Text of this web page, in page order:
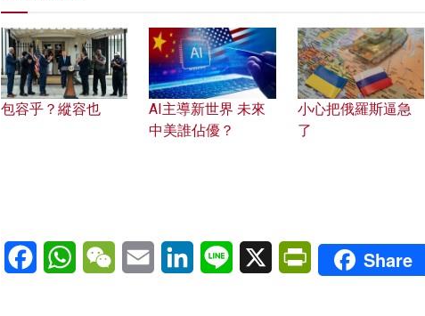
包容乎？縱容也
AI主導新世界 未來
中美誰佔優？
小心把俄羅斯逼急
了
FacebookWhatsAppWeChatEmail LinkedInLine X PrintFriendly
Share